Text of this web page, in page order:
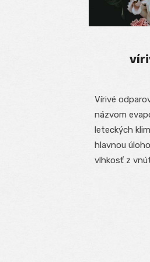
Vírivé
názvom
leteckých
hlavnou
vlhkosť z